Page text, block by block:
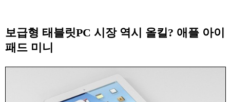
보급형 태블릿PC 시장 역시 올킬? 애플 아이
패드 미니